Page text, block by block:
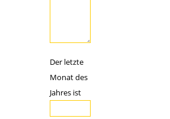
Der letzte
Monat des
Jahres ist